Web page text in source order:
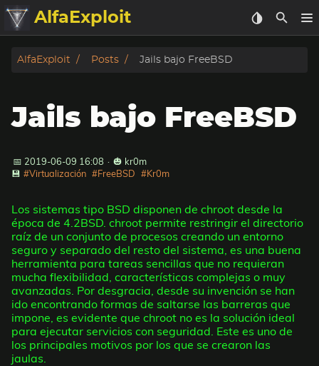
AlfaExploit
Categorias
Info
Bughunter
tinysa-tools
Donar
AlfaExploit Posts Jails bajo FreeBSD
Jails bajo FreeBSD
📅 2019-06-09 16:08 · 🎃 kr0m
💾 #Virtualización #FreeBSD #Kr0m
Los sistemas tipo BSD disponen de chroot desde la
época de 4.2BSD. chroot permite restringir el directorio
raíz de un conjunto de procesos creando un entorno
seguro y separado del resto del sistema, es una buena
herramienta para tareas sencillas que no requieran
mucha flexibilidad, características complejas o muy
avanzadas. Por desgracia, desde su invención se han
ido encontrando formas de saltarse las barreras que
impone, es evidente que chroot no es la solución ideal
para ejecutar servicios con seguridad. Este es uno de
los principales motivos por los que se crearon las
jaulas.